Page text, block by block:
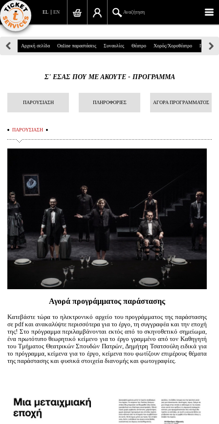
EN
EL Αναζήτηση
Πανεπιστημίου 39, Αθήνα
info@ticketservices.gr
Αναζήτηση
Παραγγελία
Πληροφορίες
Είσοδος διαχειριστή
Αρχική σελίδα Online παραστάσεις Συναυλίες Θέατρο Χορός/Χοροθέατρο Παιδικά
Σ' ΕΣΑΣ ΠΟΥ ΜΕ ΑΚΟΥΤΕ - ΠΡΟΓΡΑΜΜΑ
ΠΑΡΟΥΣΙΑΣΗ ΠΛΗΡΟΦΟΡΙΕΣ ΑΓΟΡΑ ΠΡΟΓΡΑΜΜΑΤΟΣ
ΠΑΡΟΥΣΙΑΣΗ
Αγορά προγράμματος παράστασης
Κατεβάστε τώρα το ηλεκτρονικό αρχείο του προγράμματος της παράστασης
σε pdf και ανακαλύψτε περισσότερα για το έργο, τη συγγραφέα και την εποχή
της! Στο πρόγραμμα περιλαμβάνονται εκτός από το σκηνοθετικό σημείωμα,
ένα πρωτότυπο θεωρητικό κείμενο για το έργο γραμμένο από τον Καθηγητή
του Τμήματος Θεατρικών Σπουδών Πατρών, Δημήτρη Τσατσούλη ειδικά για
το πρόγραμμα, κείμενα για το έργο, κείμενα που φωτίζουν επιμέρους θέματα
της παράστασης και φυσικά στοιχεία διανομής και φωτογραφίες.